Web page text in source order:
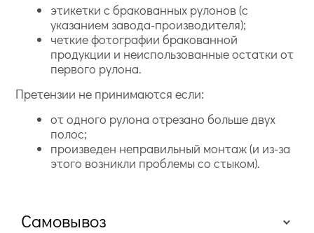
этикетки с бракованных рулонов (с
указанием завода-производителя);
четкие фотографии бракованной
продукции и неиспользованные остатки от
первого рулона.
Претензии не принимаются если:
от одного рулона отрезано больше двух
полос;
произведен неправильный монтаж (и из-за
этого возникли проблемы со стыком).
Самовывоз